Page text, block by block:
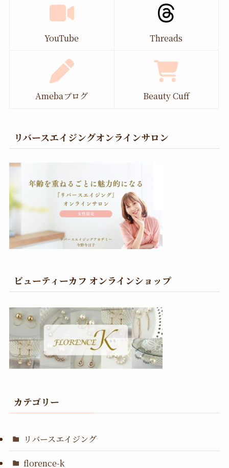
YouTube Threads
Amebaブログ Beauty Cuff
リバースエイジングオンラインサロン
ビューティーカフ オンラインショップ
カテゴリー
リバースエイジング
florence-k